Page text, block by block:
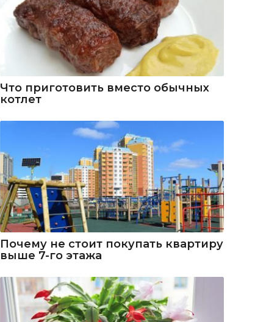
Что приготовить вместо обычных
котлет
Почему не стоит покупать квартиру
выше 7-го этажа